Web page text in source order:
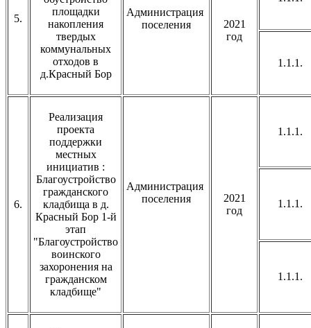
5.
площадки
накопления
твердых
коммунальных
отходов в
д.Красный Бор
Администрация
поселения
2021
год
1.1.1.
6.
Реализация
проекта
поддержки
местных
инициатив :
Благоустройство
гражданского
кладбища в д.
Красный Бор 1-й
этап
"Благоустройство
воинского
захоронения на
гражданском
кладбище"
Администрация
поселения
2021
год
1.1.1.
1.1.1.
1.1.1.